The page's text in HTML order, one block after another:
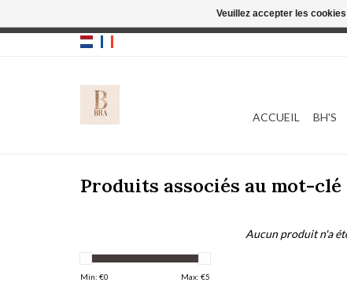
ACCUEIL BH'S
Produits associés au mot-
Min: €0 Max: €5
Aucun produit n'a
Veuillez accepter les
Cette